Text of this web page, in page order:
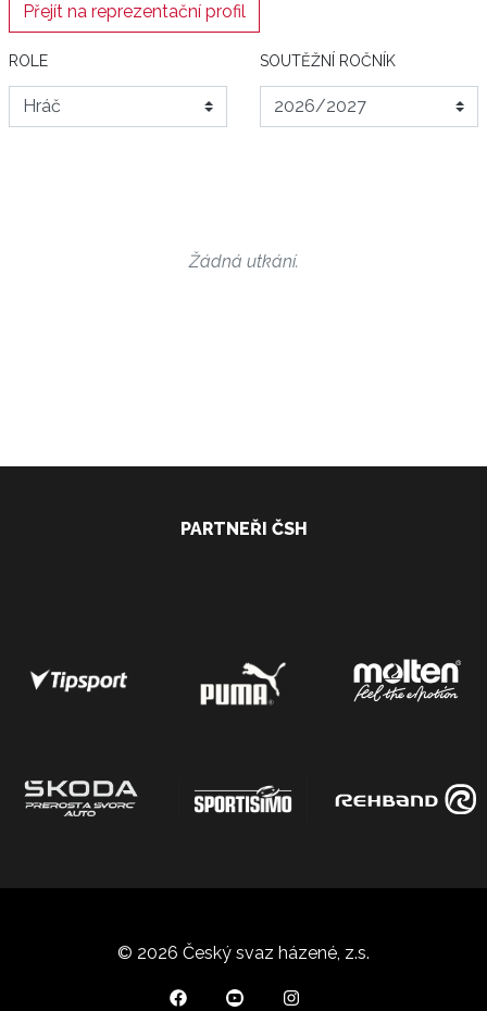
Přejít na reprezentační profil
ROLE SOUTĚŽNÍ ROČNÍK
Žádná utkání.
PARTNEŘI ČSH
© 2026 Český svaz házené, z.s.